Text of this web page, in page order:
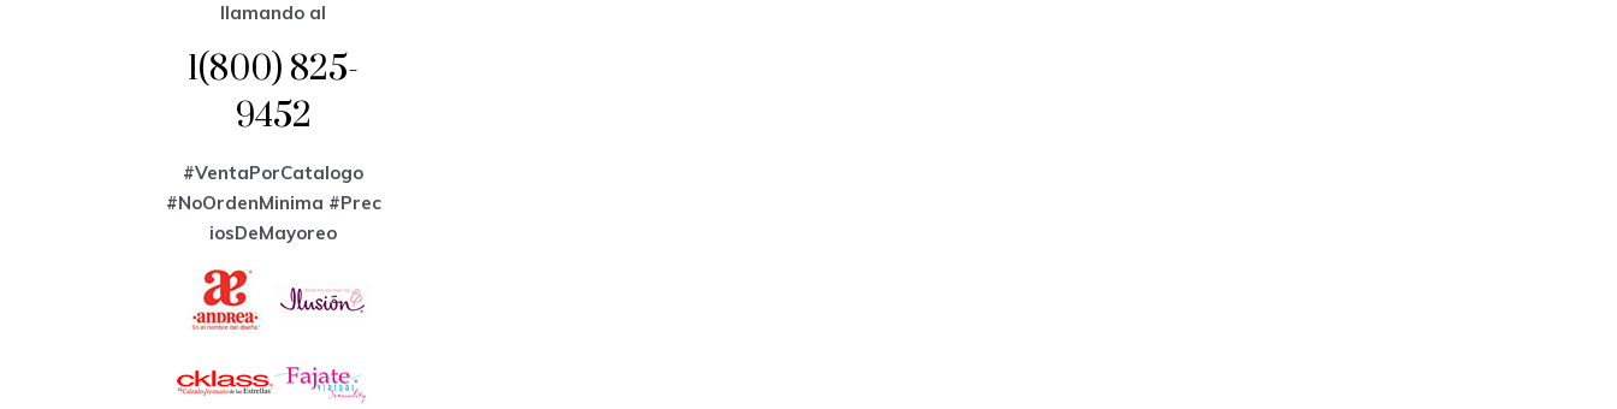
llamando al
1(800) 825-
9452
#VentaPorCatalogo
#NoOrdenMinima #Prec
iosDeMayoreo